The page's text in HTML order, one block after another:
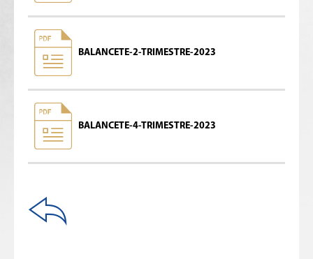
BALANCETE-2-TRIMESTRE-2023
BALANCETE-4-TRIMESTRE-2023